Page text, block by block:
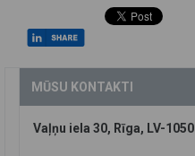
MŪSU KONTAKTI
Vaļņu iela 30, Rīga, LV-1050